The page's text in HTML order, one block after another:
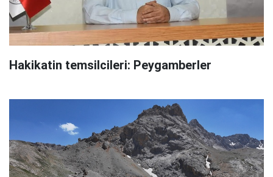
Hakikatin temsilcileri: Peygamberler